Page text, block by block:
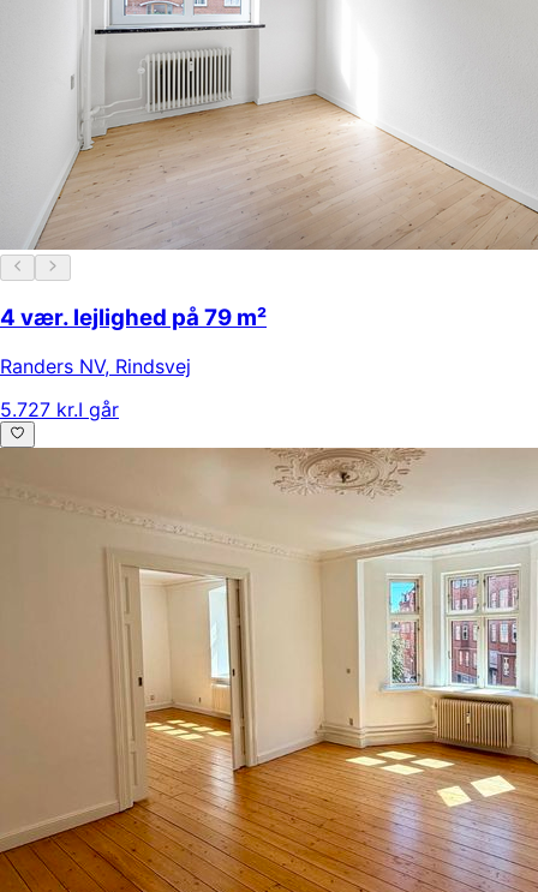
4 vær. lejlighed på 79 m²
Randers NV, Rindsvej
5.727 kr.I går